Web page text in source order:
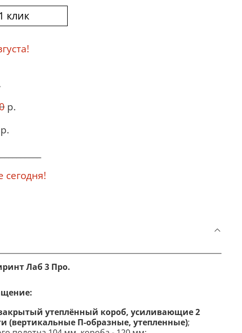
клик
р.
сегодня!
Лаб 3 Про.
утеплённый короб, усиливающие 2
(вертикальные П-образные, утепленные);